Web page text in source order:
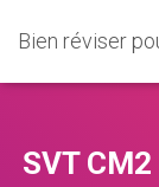
Bien réviser
SVT